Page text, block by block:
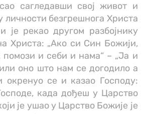
сагледавши свој живот и
личности безгрешнога Христа
је рекао другом разбојнику
Христа: „Ако си Син Божији,
помози и себи и нама“ – „Ја и
оно што нам се догодило а
окренуо се и казао Господу:
када дођеш у Царство
је ушао у Царство Божије је